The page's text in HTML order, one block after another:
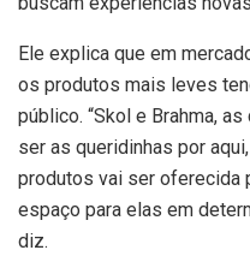
Ele explica que em
os produtos mais leves
público. “Skol e Brahma,
ser as queridinhas por
produtos vai ser oferecida
espaço para elas em
diz.